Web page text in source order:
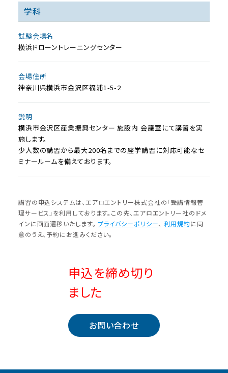
学科
試験会場名
横浜ドローントレーニングセンター
会場住所
神奈川県横浜市金沢区福浦1-5-2
説明
横浜市金沢区産業振興センター 施設内 会議室にて講習を実
施します。
少人数の講習から最大200名までの座学講習に対応可能なセ
ミナールームを備えております。
講習の申込システムは、エアロエントリー株式会社の「受講情報管
理サービス」を利⽤しております。この先、エアロエントリー社のドメ
インに画⾯遷移いたします。 プライバシーポリシー、利⽤規約に同
意のうえ、予約にお進みください。
申込を締め切り
ました
お問い合わせ